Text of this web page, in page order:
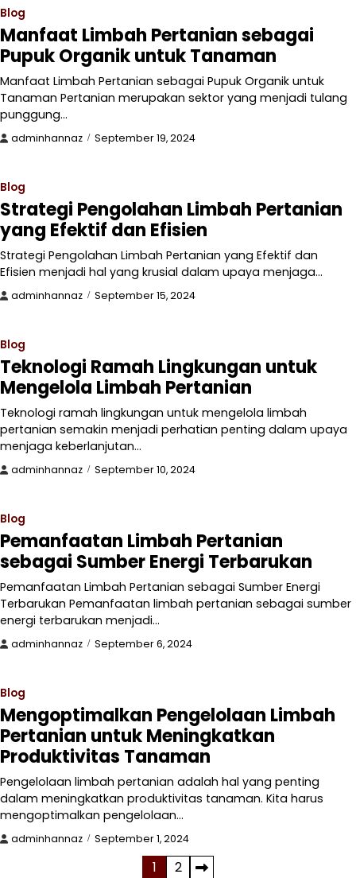
Blog
Manfaat Limbah Pertanian sebagai
Pupuk Organik untuk Tanaman
Manfaat Limbah Pertanian sebagai Pupuk Organik untuk
Tanaman Pertanian merupakan sektor yang menjadi tulang
punggung…
adminhannaz September 19, 2024
Blog
Strategi Pengolahan Limbah Pertanian
yang Efektif dan Efisien
Strategi Pengolahan Limbah Pertanian yang Efektif dan
Efisien menjadi hal yang krusial dalam upaya menjaga…
adminhannaz September 15, 2024
Blog
Teknologi Ramah Lingkungan untuk
Mengelola Limbah Pertanian
Teknologi ramah lingkungan untuk mengelola limbah
pertanian semakin menjadi perhatian penting dalam upaya
menjaga keberlanjutan…
adminhannaz September 10, 2024
Blog
Pemanfaatan Limbah Pertanian
sebagai Sumber Energi Terbarukan
Pemanfaatan Limbah Pertanian sebagai Sumber Energi
Terbarukan Pemanfaatan limbah pertanian sebagai sumber
energi terbarukan menjadi…
adminhannaz September 6, 2024
Blog
Mengoptimalkan Pengelolaan Limbah
Pertanian untuk Meningkatkan
Produktivitas Tanaman
Pengelolaan limbah pertanian adalah hal yang penting
dalam meningkatkan produktivitas tanaman. Kita harus
mengoptimalkan pengelolaan…
adminhannaz September 1, 2024
1 2